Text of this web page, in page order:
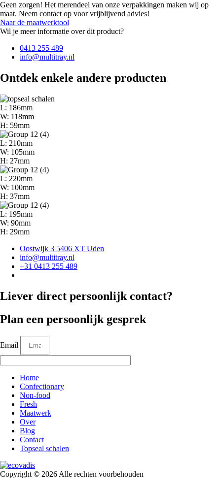
Geen zorgen! Het merendeel van onze verpakkingen maken wij op
maat. Neem contact op voor vrijblijvend advies!
Naar de maatwerktool
Wil je meer informatie over dit product?
0413 255 489
info@multitray.nl
Ontdek enkele andere producten
L: 186mm
W: 118mm
H: 59mm
L: 210mm
W: 105mm
H: 27mm
L: 220mm
W: 100mm
H: 37mm
L: 195mm
W: 90mm
H: 29mm
Oostwijk 3 5406 XT Uden
info@multitray.nl
+31 0413 255 489
Liever direct persoonlijk contact?
Plan een persoonlijk gesprek
Email
Home
Confectionary
Non-food
Fresh
Maatwerk
Over
Blog
Contact
Topseal schalen
Copyright © 2026 Alle rechten voorbehouden